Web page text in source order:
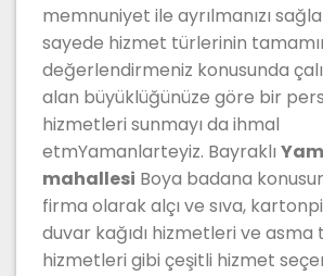
memnuniyet ile ayrılmanızı
sayede hizmet türlerinin
değerlendirmeniz konusunda
alan büyüklüğünüze göre bir
hizmetleri sunmayı da ihmal
etmYamanlarteyiz. Bayraklı
mahallesi Boya badana
firma olarak alçı ve sıva,
duvar kağıdı hizmetleri ve asma
hizmetleri gibi çeşitli hizmet